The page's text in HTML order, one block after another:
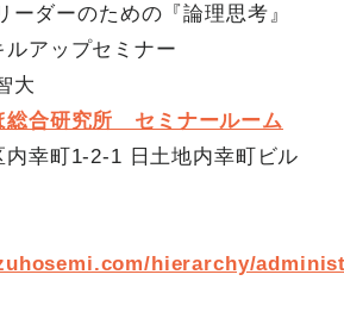
ダーのための『論理思考』
ルアップセミナー
大
総合研究所 セミナールーム
内幸町1-2-1 日土地内幸町ビル
hierarchy/